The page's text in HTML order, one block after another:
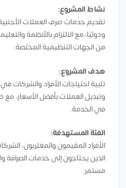
نشاط المشروع:
تقديم خدمات صرف العملات
ودوليًا، مع الالتزام بالأنظمة
من الجهات التنظيمية المختصة.
هدف المشروع:
تلبية احتياجات الأفراد والشركات
وتبديل العملات بأفضل الأسعار، مع
في الخدمة.
الفئة المستهدفة:
الأفراد المقيمون والمغتربون،
الذين يحتاجون إلى خدمات الصرافة
مستمر.